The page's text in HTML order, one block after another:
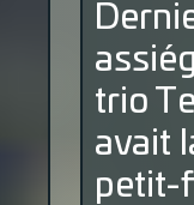
trio
avait
petit-